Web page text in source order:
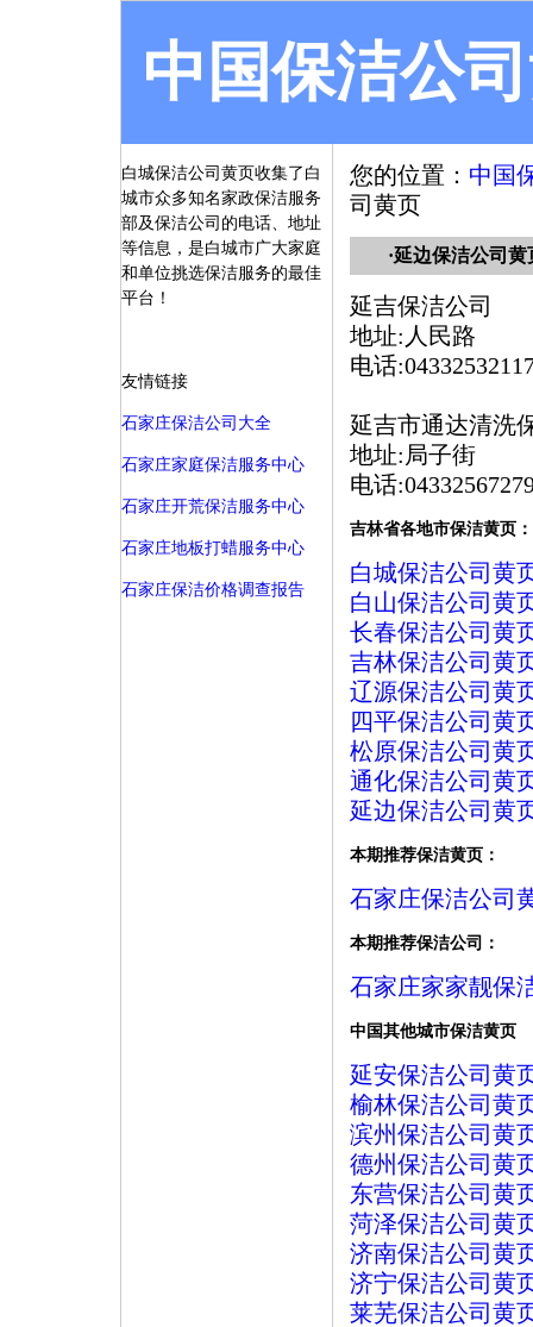
中国保洁公
您的位置： 中国
司黄页
·延边保洁公司黄
延吉保洁公司
地址:人民路
电话
延吉市通达清洗
地址:局子街
电话
吉林省各地市保洁黄页：
白城保洁公司黄
白山保洁公司黄
长春保洁公司黄
吉林保洁公司黄
辽源保洁公司黄
四平保洁公司黄
松原保洁公司黄
通化保洁公司黄
延边保洁公司黄
本期推荐保洁黄页：
石家庄保洁公司
本期推荐保洁公司：
石家庄家家靓保
中国其他城市保洁黄页
延安保洁公司黄
榆林保洁公司黄
滨州保洁公司黄
德州保洁公司黄
东营保洁公司黄
菏泽保洁公司黄
济南保洁公司黄
济宁保洁公司黄
莱芜保洁公司黄
白城保洁公司黄页收集了白
城市众多知名家政保洁服务
部及保洁公司的电话、地址
等信息，是白城市广大家庭
和单位挑选保洁服务的最佳
平台！
友情链接
石家庄保洁公司大全
石家庄家庭保洁服务中心
石家庄开荒保洁服务中心
石家庄地板打蜡服务中心
石家庄保洁价格调查报告